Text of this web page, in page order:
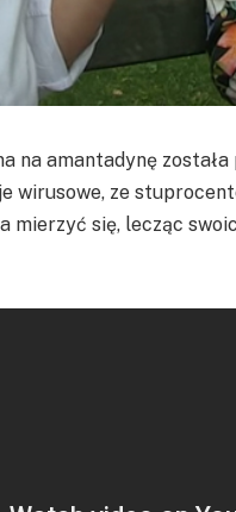
na amantadynę
wirusowe, ze
mierzyć się, lecząc